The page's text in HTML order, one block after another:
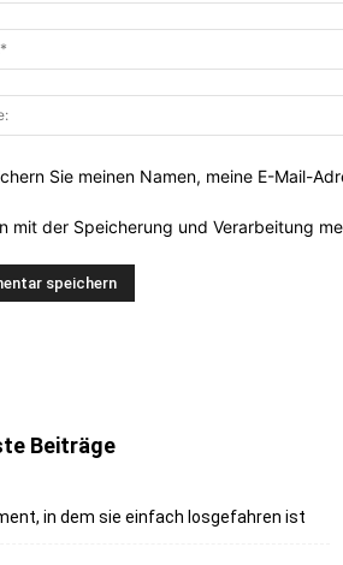
Sie meinen Namen, meine E-Mail-
mit der Speicherung und Verarbeitung
Beiträge
in dem sie einfach losgefahren ist